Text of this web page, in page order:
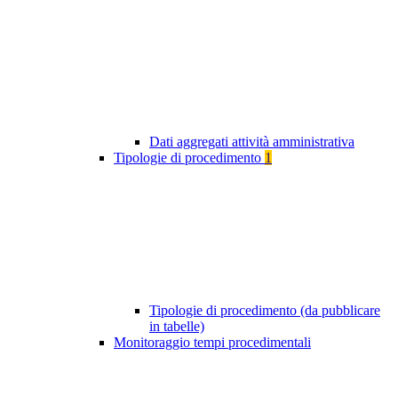
Dati aggregati attività amministrativa
Tipologie di procedimento 1
Tipologie di procedimento (da pubblicare
in tabelle)
Monitoraggio tempi procedimentali